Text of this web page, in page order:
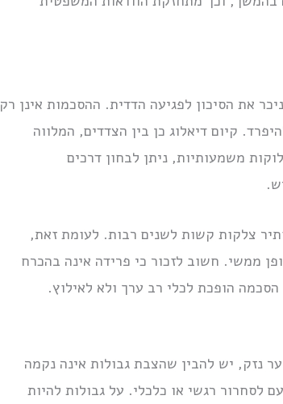
את הסיכון לפגיעה הדדית. ההסכמות אינן רק
קיום דיאלוג כן בין הצדדים, המלווה
משמעותיות, ניתן לבחון דרכים
צלקות קשות לשנים רבות. לעומת זאת,
ממשי. חשוב לזכור כי פרידה אינה בהכרח
הופכת לכלי רב ערך ולא לאילוץ.
נזק, יש להבין שהצבת גבולות אינה נקמה
רגשי או כלכלי. על גבולות להיות